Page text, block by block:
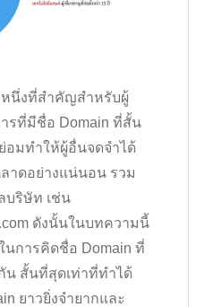
หนึ่งที่สำคัญสำหรับผู้
รที่มีชื่อ Domain ที่สั้น
อมทำให้ผู้อื่นจดจำได้
าดอย่างแน่นอน รวม
บริษัท เช่น
ดังนั้นในบทความนี้
นการคิดชื่อ Domain ที่
สั้นที่สุดเท่าที่ทำได้
ยาวยิ่งจำยากและ